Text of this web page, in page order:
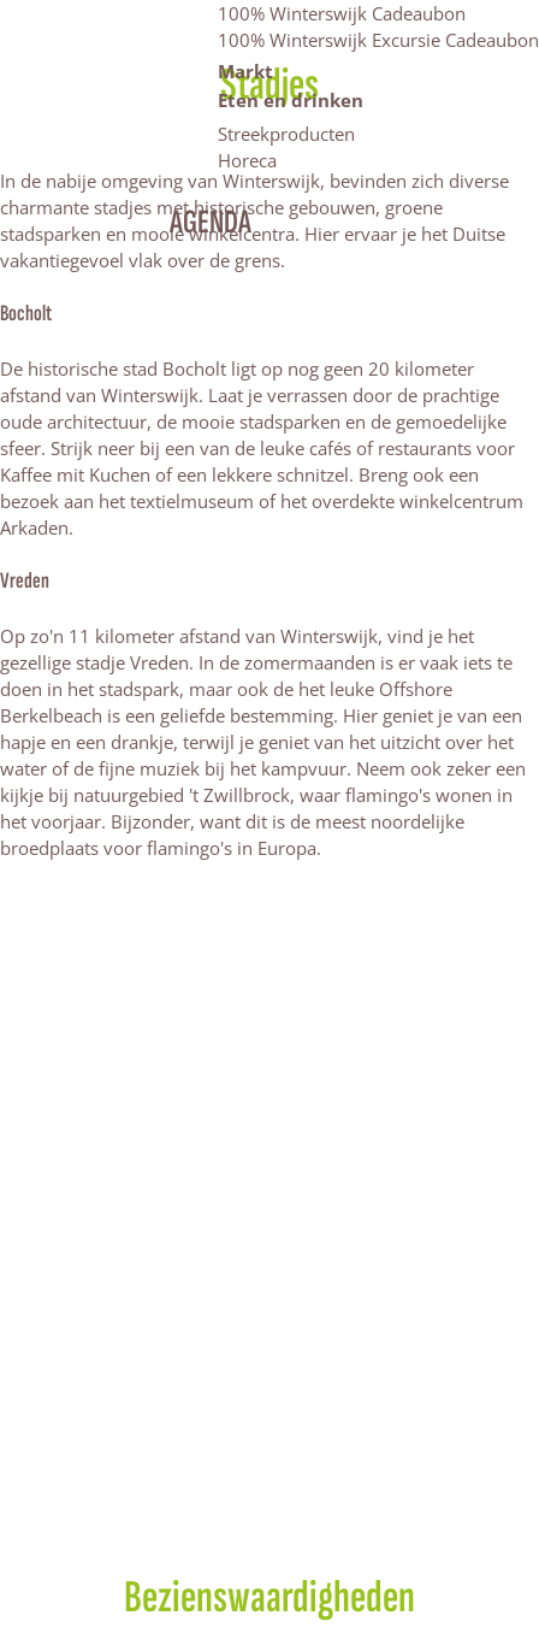
100% Winterswijk Cadeaubon
100% Winterswijk Excursie Cadeaubon
Markt
Eten en drinken
Streekproducten
Horeca
AGENDA
Stadjes
In de nabije omgeving van Winterswijk, bevinden zich diverse
charmante stadjes met historische gebouwen, groene
stadsparken en mooie winkelcentra. Hier ervaar je het Duitse
vakantiegevoel vlak over de grens.
Bocholt
De historische stad Bocholt ligt op nog geen 20 kilometer
afstand van Winterswijk. Laat je verrassen door de prachtige
oude architectuur, de mooie stadsparken en de gemoedelijke
sfeer. Strijk neer bij een van de leuke cafés of restaurants voor
Kaffee mit Kuchen of een lekkere schnitzel. Breng ook een
bezoek aan het textielmuseum of het overdekte winkelcentrum
Arkaden.
Vreden
Op zo'n 11 kilometer afstand van Winterswijk, vind je het
gezellige stadje Vreden. In de zomermaanden is er vaak iets te
doen in het stadspark, maar ook de het leuke Offshore
Berkelbeach is een geliefde bestemming. Hier geniet je van een
hapje en een drankje, terwijl je geniet van het uitzicht over het
water of de fijne muziek bij het kampvuur. Neem ook zeker een
kijkje bij natuurgebied 't Zwillbrock, waar flamingo's wonen in
het voorjaar. Bijzonder, want dit is de meest noordelijke
broedplaats voor flamingo's in Europa.
Bezienswaardigheden